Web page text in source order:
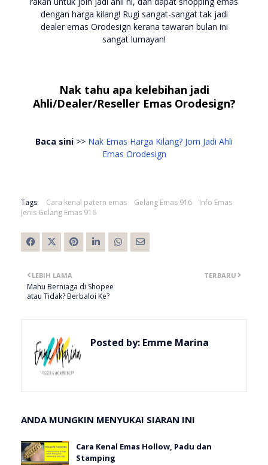
dengan harga kilang! Rugi sangat-sangat tak jadi
dealer emas Orodesign kerana tawaran bulan ini
sangat lumayan!
Nak tahu apa kelebihan jadi
Ahli/Dealer/Reseller Emas Orodesign?
Baca sini >> Nak Emas Harga Kilang? Jom Jadi Ahli
Emas Orodesign
Tags: Cara kenal patern emas Gelang Emas 916
Info Emas
Jenis Gelang Emas 916
TERBARU
LEBIH LAMA
Mahu Berniaga di Shopee
atau Tidak? Berbaloi Ke?
Posted by: Emme Marina
ANDA MUNGKIN MENYUKAI SIARAN INI
Cara Kenal Emas Hollow, Padu dan
Stamping